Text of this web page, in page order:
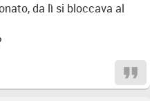
da lì si bloccava al